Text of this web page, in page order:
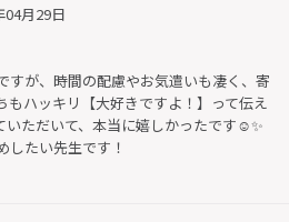
04月29日
すが、時間の配慮やお気遣いも凄く、寄
もハッキリ【大好きですよ！】って伝え
いただいて、本当に嬉しかったです☺️✨
したい先生です！